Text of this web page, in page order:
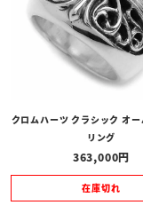
クロムハーツ クラシック オ
リング
363,000
在庫切れ